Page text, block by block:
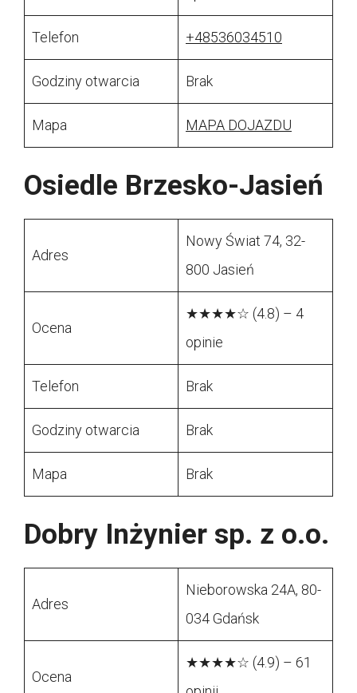
Telefon +48536034510
Godziny otwarcia Brak
Mapa MAPA DOJAZDU
Osiedle Brzesko-Jasień
Adres
Nowy Świat 74, 32-
800 Jasień
Ocena
★★★★☆ (4.8) – 4
opinie
Telefon Brak
Godziny otwarcia Brak
Mapa Brak
Dobry Inżynier sp. z o.o.
Adres
Nieborowska 24A, 80-
034 Gdańsk
Ocena
★★★★☆ (4.9) – 61